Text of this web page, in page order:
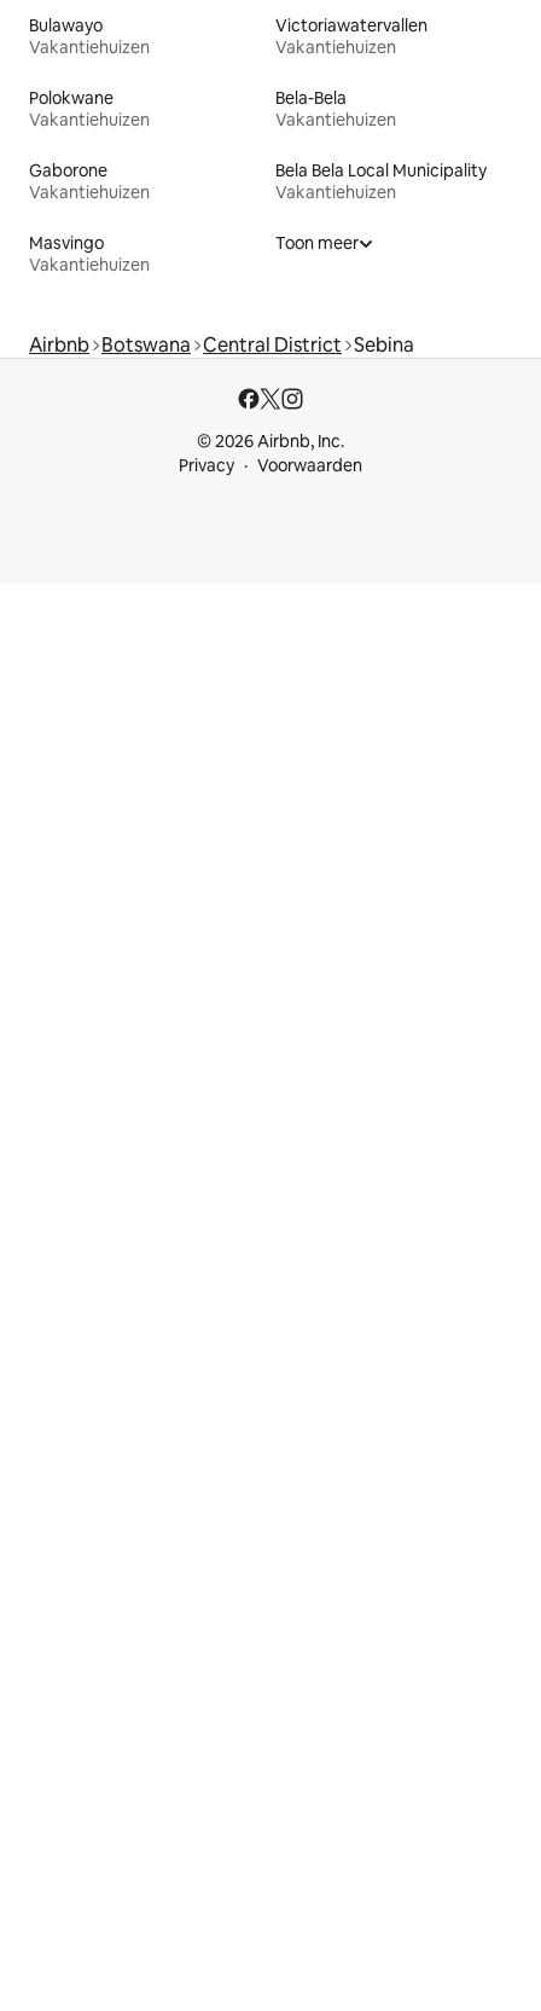
Bulawayo
Vakantiehuizen
Victoriawatervallen
Vakantiehuizen
Polokwane
Vakantiehuizen
Bela-Bela
Vakantiehuizen
Gaborone
Vakantiehuizen
Bela Bela Local Municipality
Vakantiehuizen
Masvingo
Vakantiehuizen
Toon meer
Airbnb Botswana Central District Sebina
© 2026 Airbnb, Inc.
Privacy
Voorwaarden